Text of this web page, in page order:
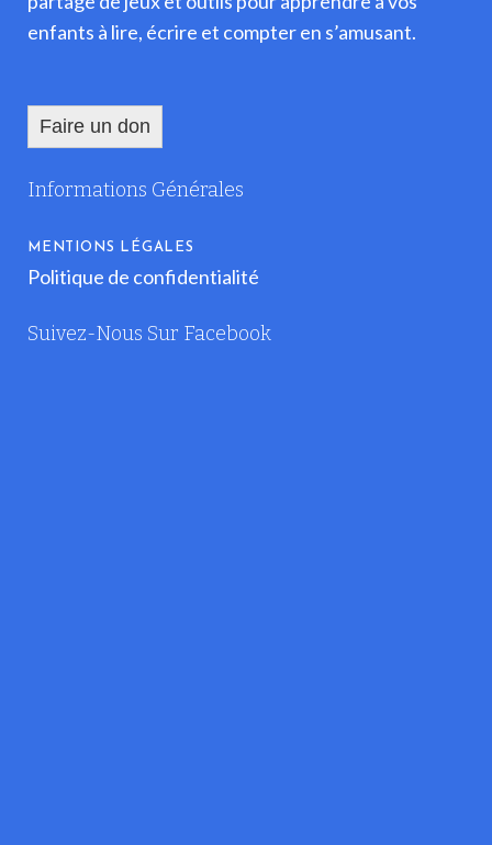
enfants à lire, écrire et compter en s’amusant.
Faire un don
Informations Générales
MENTIONS LÉGALES
Politique de confidentialité
Suivez-Nous Sur Facebook